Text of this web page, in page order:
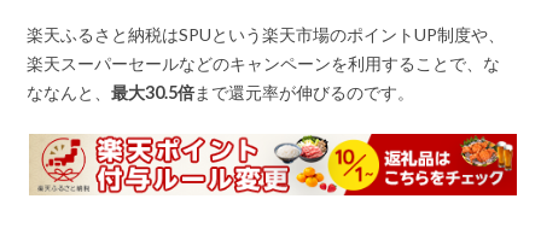
楽天ふるさと納税はSPUという楽天市場のポイントUP制度や、
楽天スーパーセールなどのキャンペーンを利用することで、な
ななんと、最大30.5倍まで還元率が伸びるのです。